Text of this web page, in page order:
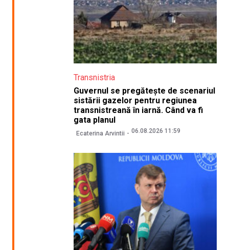
Transnistria
Guvernul se pregătește de scenariul
sistării gazelor pentru regiunea
transnistreană în iarnă. Când va fi
gata planul
Ecaterina Arvintii 06.08.2026 11:59